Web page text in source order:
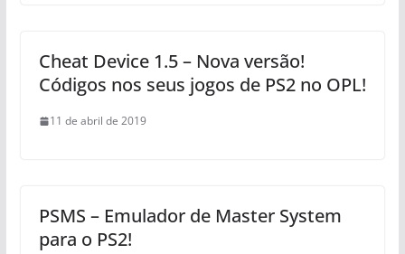
Cheat Device 1.5 – Nova versão!
Códigos nos seus jogos de PS2 no OPL!
11 de abril de 2019
PSMS – Emulador de Master System
para o PS2!